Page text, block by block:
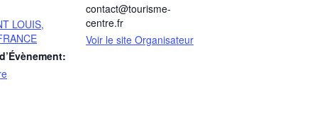
LOUIS,
contact@tourisme-
centre.fr
Voir le site Organisateur